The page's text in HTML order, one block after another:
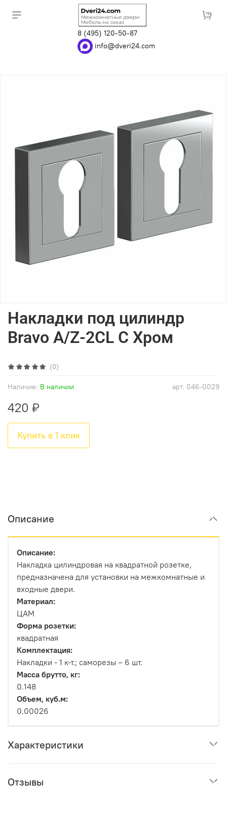
8 (495) 120-50-87
info@dveri24.com
(0)
арт. 046-0029
Наличие: В наличии
Накладки под цилиндр
Bravo A/Z-2CL C Хром
420 ₽
Купить в 1 клик
Описание
Описание:
Накладка цилиндровая на квадратной розетке,
предназначена для установки на межкомнатные и
входные двери.
Материал:
ЦАМ
Форма розетки:
квадратная
Комплектация:
Накладки - 1 к-т.; саморезы – 6 шт.
Масса брутто, кг:
0.148
Объем, куб.м:
0.00026
Характеристики
Отзывы